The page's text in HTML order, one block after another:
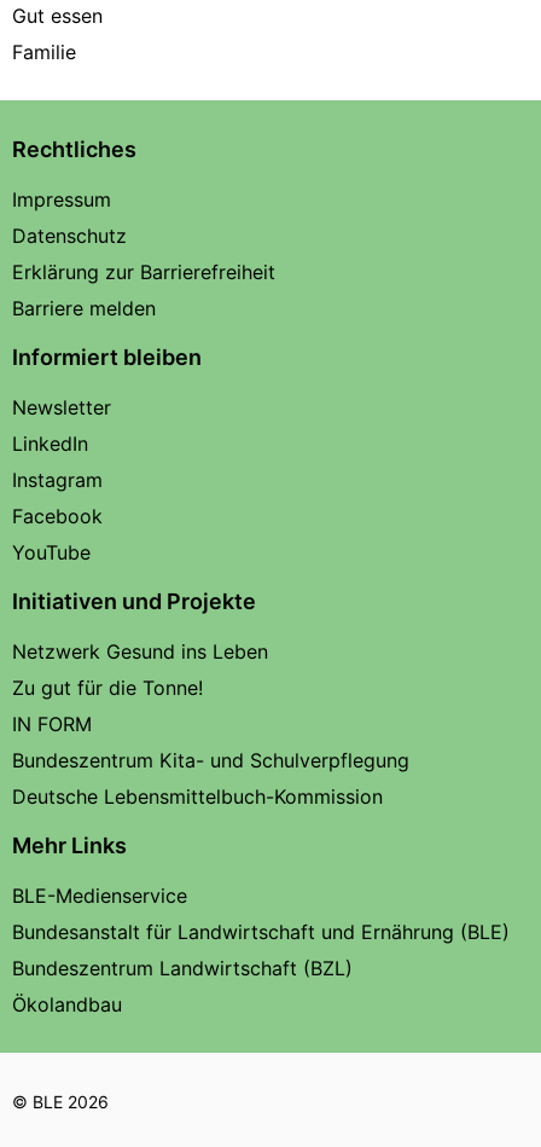
Gut essen
Familie
Rechtliches
Impressum
Datenschutz
Erklärung zur Barrierefreiheit
Barriere melden
Informiert bleiben
Newsletter
LinkedIn
Instagram
Facebook
YouTube
Initiativen und Projekte
Netzwerk Gesund ins Leben
Zu gut für die Tonne!
IN FORM
Bundeszentrum Kita- und Schulverpflegung
Deutsche Lebensmittelbuch-Kommission
Mehr Links
BLE-Medienservice
Bundesanstalt für Landwirtschaft und Ernährung (BLE)
Bundeszentrum Landwirtschaft (BZL)
Ökolandbau
© BLE 2026